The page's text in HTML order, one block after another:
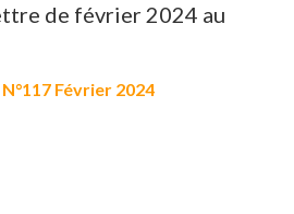
de février 2024 au
Février 2024